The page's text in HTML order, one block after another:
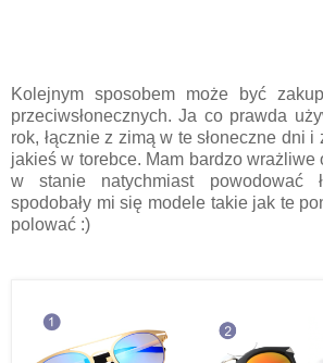
Kolejnym sposobem może być
przeciwsłonecznych. Ja co prawda
rok, łącznie z zimą w te słoneczne dni
jakieś w torebce. Mam bardzo wrażliwe
w stanie natychmiast powodować
spodobały mi się modele takie jak te
polować :)